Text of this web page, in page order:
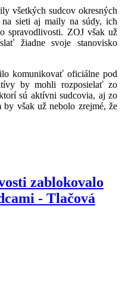
všetkých sudcov okresných
sieti aj maily na súdy, ich
spravodlivosti. ZOJ však už
žiadne svoje stanovisko
komunikovať oficiálne pod
by mohli rozposielať zo
sú aktívni sudcovia, aj zo
by však už nebolo zrejmé, že
zablokovalo
- Tlačová